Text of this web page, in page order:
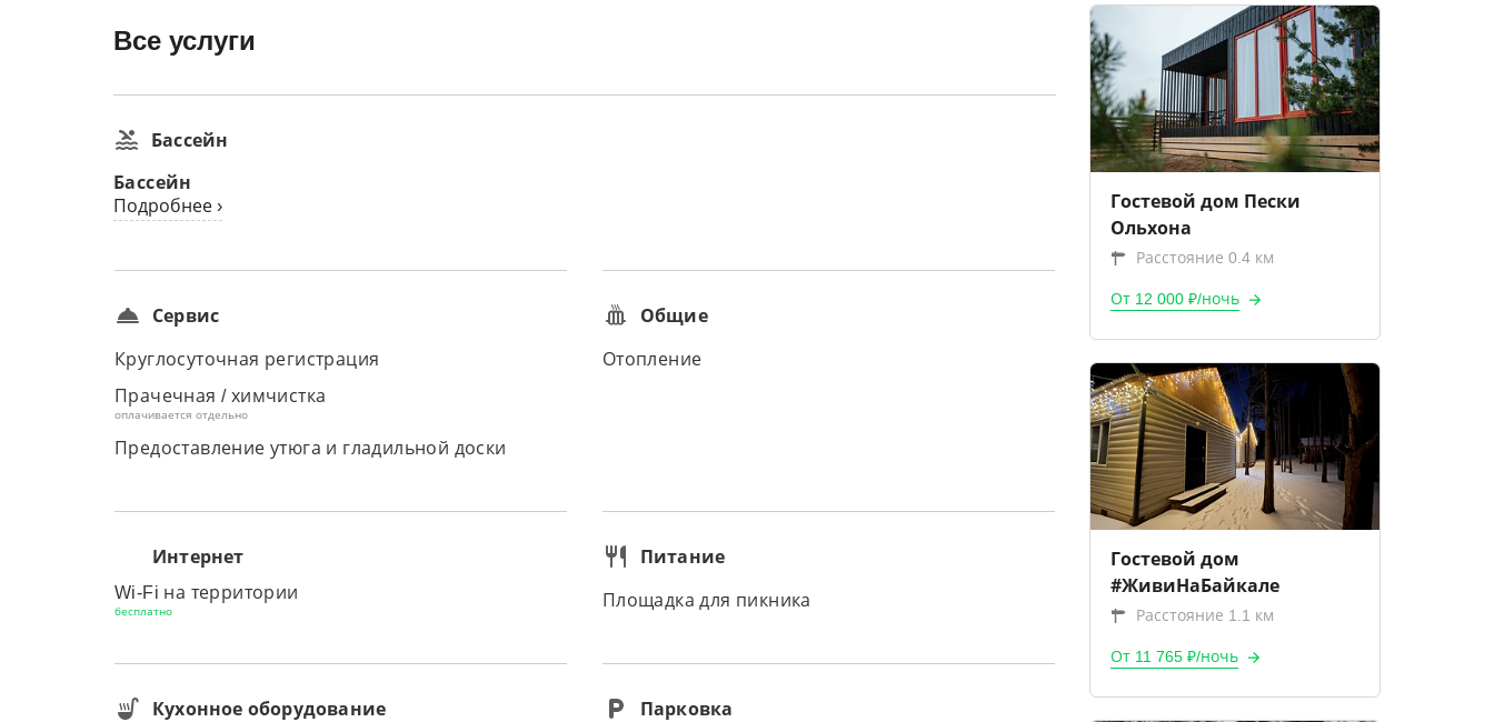
Все услуги
Бассейн
Бассейн
Подробнее ›
Сервис
Круглосуточная регистрация
Прачечная / химчистка
оплачивается отдельно
Предоставление утюга и гладильной доски
Общие
Отопление
Интернет
Wi-Fi на территории
бесплатно
Питание
Площадка для пикника
Кухонное оборудование Парковка
Гостевой дом Пески
Ольхона
Расстояние 0.4 км
От 12 000 ₽/ночь
Гостевой дом
#ЖивиНаБайкале
Расстояние 1.1 км
От 11 765 ₽/ночь